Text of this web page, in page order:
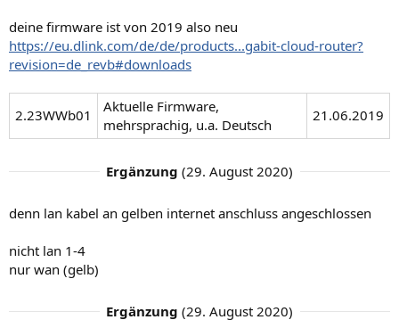
deine firmware ist von 2019 also neu
https://eu.dlink.com/de/de/products...gabit-cloud-router?
revision=de_revb#downloads
2.23WWb01
Aktuelle Firmware,
mehrsprachig, u.a. Deutsch
21.06.2019
Ergänzung (29. August 2020)
denn lan kabel an gelben internet anschluss angeschlossen
nicht lan 1-4
nur wan (gelb)
Ergänzung (29. August 2020)